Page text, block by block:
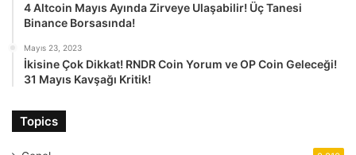
4 Altcoin Mayıs Ayında Zirveye Ulaşabilir! Üç Tanesi
Binance Borsasında!
Mayıs 23, 2023
İkisine Çok Dikkat! RNDR Coin Yorum ve OP Coin Geleceği!
31 Mayıs Kavşağı Kritik!
Topics